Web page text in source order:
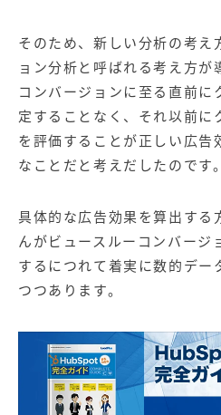
そのため、新しい分析の考え
ョン分析と呼ばれる考え方が
コンバージョンに至る直前に
定することなく、それ以前に
を評価することが正しい広告
なことだと考えだしたのです。
具体的な広告効果を算出する
んがビュースルーコンバージ
するにつれて着実に数的デー
つつあります。